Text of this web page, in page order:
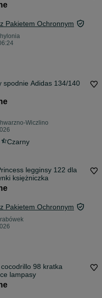
z Pakietem Ochronnym
spodnie Adidas 134/140
Wiczlino
Czarny
legginsy 122 dla
księżniczka
z Pakietem Ochronnym
98 kratka
lampasy